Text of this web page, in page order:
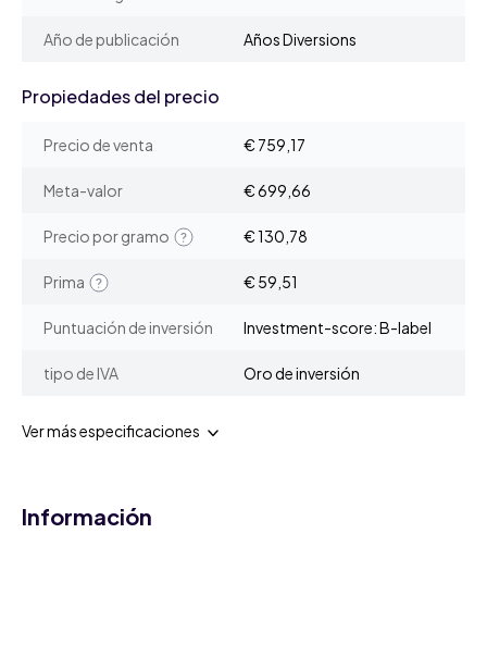
Año de publicación Años Diversions
Propiedades del precio
Precio de venta € 759,17
Meta-valor € 699,66
Precio por gramo € 130,78
Prima € 59,51
Puntuación de inversión Investment-score: B-label
tipo de IVA Oro de inversión
Ver más especificaciones
Información